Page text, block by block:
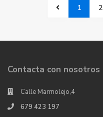
1 2
Contacta con nosotros
Calle Marmolejo,4
679 423 197